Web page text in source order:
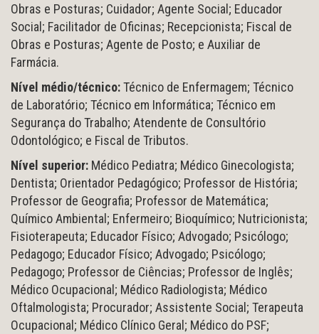
Obras e Posturas; Cuidador; Agente Social; Educador
Social; Facilitador de Oficinas; Recepcionista; Fiscal de
Obras e Posturas; Agente de Posto; e Auxiliar de
Farmácia.
Nível médio/técnico:Técnico de Enfermagem; Técnico
de Laboratório; Técnico em Informática; Técnico em
Segurança do Trabalho; Atendente de Consultório
Odontológico; e Fiscal de Tributos.
Nível superior: Médico Pediatra; Médico Ginecologista;
Dentista; Orientador Pedagógico; Professor de História;
Professor de Geografia; Professor de Matemática;
Químico Ambiental; Enfermeiro; Bioquímico; Nutricionista;
Fisioterapeuta; Educador Físico; Advogado; Psicólogo;
Pedagogo; Educador Físico; Advogado; Psicólogo;
Pedagogo; Professor de Ciências; Professor de Inglês;
Médico Ocupacional; Médico Radiologista; Médico
Oftalmologista; Procurador; Assistente Social; Terapeuta
Ocupacional; Médico Clínico Geral; Médico do PSF;